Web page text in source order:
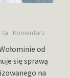
Komentarz
od
się sprawą
na